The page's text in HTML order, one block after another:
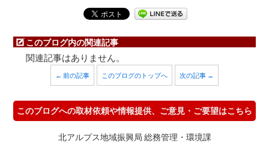
このブログ内の関連記事
関連記事はありません。
← 前の記事 このブログのトップへ 次の記事 →
このブログへの取材依頼や情報提供、ご意見・ご要望はこちら
北アルプス地域振興局 総務管理・環境課